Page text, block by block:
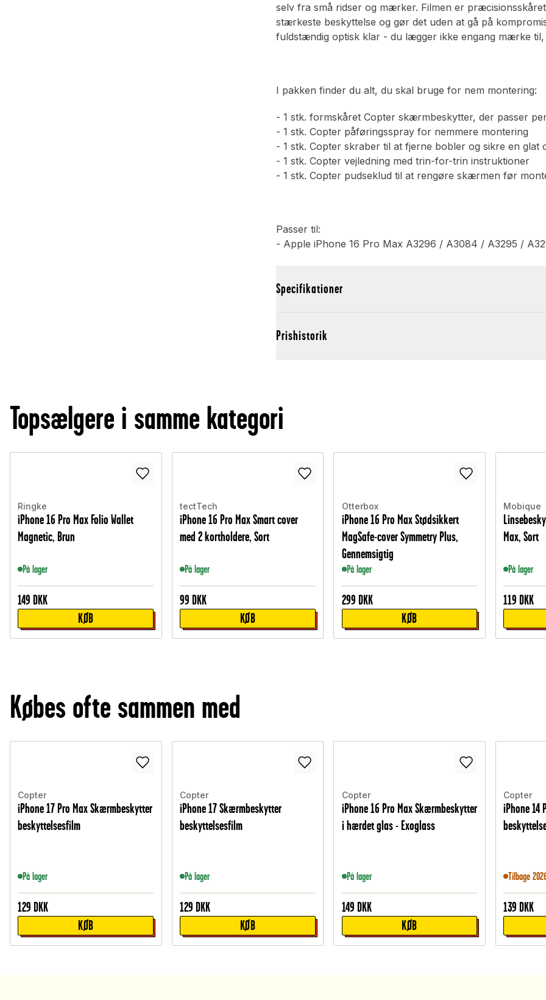
selv fra små ridser og mærker. Filmen er
stærkeste beskyttelse og gør det uden at gå på
fuldstændig optisk klar - du lægger ikke engang mærke til,
I pakken finder du alt, du skal bruge for nem montering:
- 1 stk. formskåret Copter skærmbeskytter, der passer
- 1 stk. Copter påføringsspray for nemmere montering
- 1 stk. Copter skraber til at fjerne bobler og sikre en glat
- 1 stk. Copter vejledning med trin-for-trin instruktioner
- 1 stk. Copter pudseklud til at rengøre skærmen før
Passer til:
- Apple iPhone 16 Pro Max A3296 / A3084 / A3295 /
Specifikationer
Prishistorik
Topsælgere i samme kategori
Ringke
iPhone 16 Pro Max Folio Wallet
Magnetic, Brun
På lager
149 DKK
KØB
tectTech
iPhone 16 Pro Max Smart cover
med 2 kortholdere, Sort
På lager
99 DKK
KØB
Otterbox
iPhone 16 Pro Max Stødsikkert
MagSafe-cover Symmetry Plus,
Gennemsigtig
På lager
299 DKK
KØB
Mobique
Max, Sort
På lager
119 DKK
Købes ofte sammen med
Copter
iPhone 17 Pro Max Skærmbeskytter
beskyttelsesfilm
På lager
129 DKK
KØB
Copter
iPhone 17 Skærmbeskytter
beskyttelsesfilm
På lager
129 DKK
KØB
Copter
iPhone 16 Pro Max Skærmbeskytter
i hærdet glas - Exoglass
På lager
149 DKK
KØB
Copter
iPhone 14
Tilbage
139 DKK